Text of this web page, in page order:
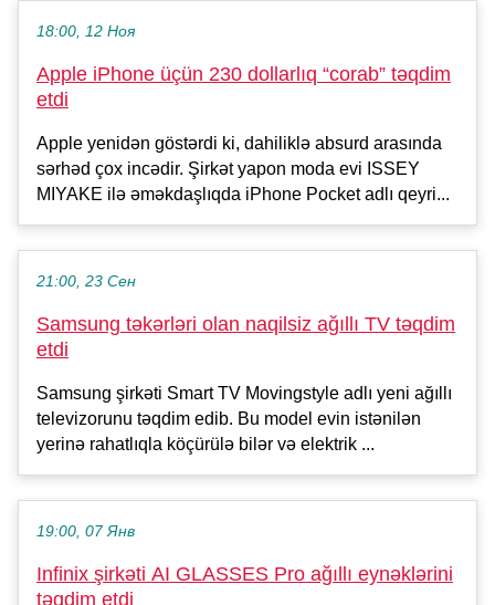
18:00, 12 Ноя
Apple iPhone üçün 230 dollarlıq “corab” təqdim
etdi
Apple yenidən göstərdi ki, dahiliklə absurd arasında
sərhəd çox incədir. Şirkət yapon moda evi ISSEY
MIYAKE ilə əməkdaşlıqda iPhone Pocket adlı qeyri...
21:00, 23 Сен
Samsung təkərləri olan naqilsiz ağıllı TV təqdim
etdi
Samsung şirkəti Smart TV Movingstyle adlı yeni ağıllı
televizorunu təqdim edib. Bu model evin istənilən
yerinə rahatlıqla köçürülə bilər və elektrik ...
19:00, 07 Янв
Infinix şirkəti AI GLASSES Pro ağıllı eynəklərini
təqdim etdi